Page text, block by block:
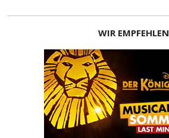
WIR EMPFEHLEN